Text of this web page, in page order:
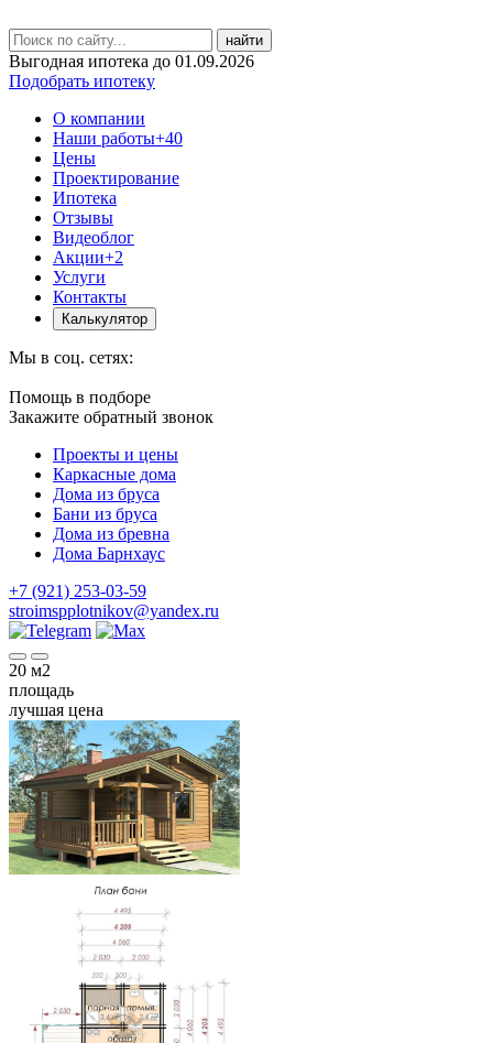
найти
Выгодная ипотека до 01.09.2026
Подобрать ипотеку
О компании
Наши работы+40
Цены
Проектирование
Ипотека
Отзывы
Видеоблог
Акции+2
Услуги
Контакты
Калькулятор
Мы в соц. сетях:
Помощь в подборе
Закажите обратный звонок
Проекты и цены
Каркасные дома
Дома из бруса
Бани из бруса
Дома из бревна
Дома Барнхаус
+7 (921) 253-03-59
stroimspplotnikov@yandex.ru
20 м2
площадь
лучшая цена